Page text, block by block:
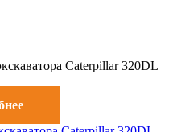
Caterpillar 320DL